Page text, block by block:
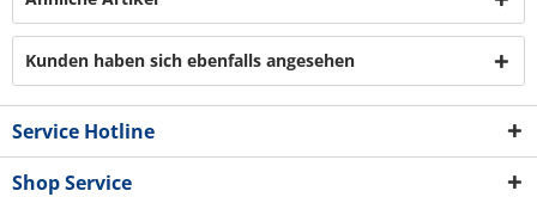
Kunden haben sich ebenfalls angesehen
Service Hotline
Shop Service